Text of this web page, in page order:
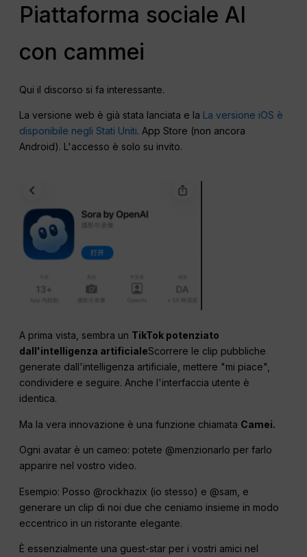
Piattaforma sociale AI
con cammei
Qui il discorso si fa interessante.
La versione web è già stata lanciata e la La versione iOS è
disponibile negli Stati Uniti. App Store (non ancora
Android). L'accesso è solo su invito.
A prima vista, sembra un TikTok potenziato
dall'intelligenza artificialeScorrere le clip pubbliche
generate dall'intelligenza artificiale, mettere "mi piace",
condividere e seguire. Anche l'interfaccia utente è
identica.
Ma la vera innovazione è una funzione chiamata Camei.
Ogni avatar è un cameo: potete @menzionarlo per farlo
apparire nel vostro video.
Esempio: Posso @rockhazix (io stesso) e @sam, e
generare un clip di noi due che ceniamo insieme in modo
eccentrico in un ristorante elegante.
È essenzialmente una guest-star per i vostri amici nel